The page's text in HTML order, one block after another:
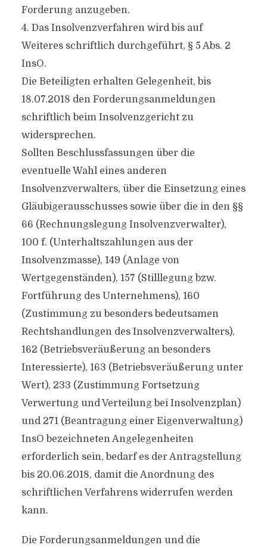
Forderung anzugeben.
4. Das Insolvenzverfahren wird bis auf
Weiteres schriftlich durchgeführt, § 5 Abs. 2
InsO.
Die Beteiligten erhalten Gelegenheit, bis
18.07.2018 den Forderungsanmeldungen
schriftlich beim Insolvenzgericht zu
widersprechen.
Sollten Beschlussfassungen über die
eventuelle Wahl eines anderen
Insolvenzverwalters, über die Einsetzung eines
Gläubigerausschusses sowie über die in den §§
66 (Rechnungslegung Insolvenzverwalter),
100 f. (Unterhaltszahlungen aus der
Insolvenzmasse), 149 (Anlage von
Wertgegenständen), 157 (Stilllegung bzw.
Fortführung des Unternehmens), 160
(Zustimmung zu besonders bedeutsamen
Rechtshandlungen des Insolvenzverwalters),
162 (Betriebsveräußerung an besonders
Interessierte), 163 (Betriebsveräußerung unter
Wert), 233 (Zustimmung Fortsetzung
Verwertung und Verteilung bei Insolvenzplan)
und 271 (Beantragung einer Eigenverwaltung)
InsO bezeichneten Angelegenheiten
erforderlich sein, bedarf es der Antragstellung
bis 20.06.2018, damit die Anordnung des
schriftlichen Verfahrens widerrufen werden
kann.
Die Forderungsanmeldungen und die